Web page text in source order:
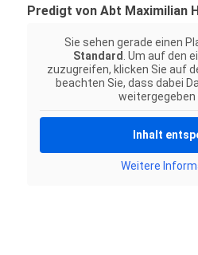
Predigt von Abt Maximilian
Sie sehen gerade einen
Standard . Um auf den
zuzugreifen, klicken Sie auf
beachten Sie, dass dabei
weitergegeben
Inhalt
Weitere